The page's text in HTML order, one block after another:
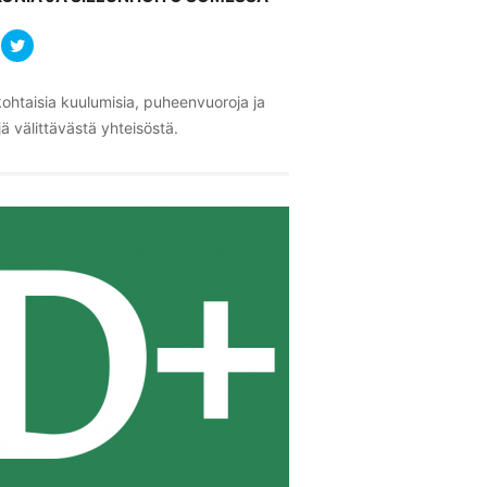
kuulumisia, puheenvuoroja ja
välittävästä yhteisöstä.